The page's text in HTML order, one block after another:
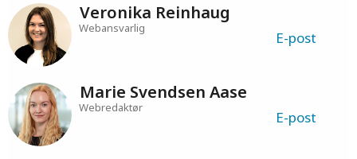
Veronika Reinhaug
Webansvarlig
E-post
Marie Svendsen Aase
Webredaktør
E-post